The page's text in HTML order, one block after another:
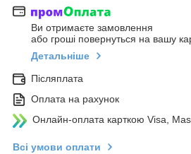
Ви отримаєте замовлення
або гроші повернуться на вашу
Детальніше
Післяплата
Оплата на рахунок
Онлайн-оплата карткою Visa,
Всі умови оплати